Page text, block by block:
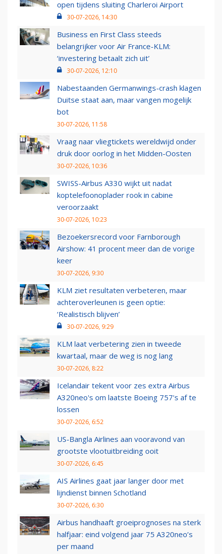
open tijdens sluiting Charleroi Airport
30-07-2026, 14:30
Business en First Class steeds
belangrijker voor Air France-KLM:
‘investering betaalt zich uit’
30-07-2026, 12:10
Nabestaanden Germanwings-crash klagen
Duitse staat aan, maar vangen mogelijk
bot
30-07-2026, 11:58
Vraag naar vliegtickets wereldwijd onder
druk door oorlog in het Midden-Oosten
30-07-2026, 10:36
SWISS-Airbus A330 wijkt uit nadat
koptelefoonoplader rook in cabine
veroorzaakt
30-07-2026, 10:23
Bezoekersrecord voor Farnborough
Airshow: 41 procent meer dan de vorige
keer
30-07-2026, 9:30
KLM ziet resultaten verbeteren, maar
achteroverleunen is geen optie:
‘Realistisch blijven’
30-07-2026, 9:29
KLM laat verbetering zien in tweede
kwartaal, maar de weg is nog lang
30-07-2026, 8:22
Icelandair tekent voor zes extra Airbus
A320neo's om laatste Boeing 757's af te
lossen
30-07-2026, 6:52
US-Bangla Airlines aan vooravond van
grootste vlootuitbreiding ooit
30-07-2026, 6:45
AIS Airlines gaat jaar langer door met
lijndienst binnen Schotland
30-07-2026, 6:30
Airbus handhaaft groeiprognoses na sterk
halfjaar: eind volgend jaar 75 A320neo’s
per maand